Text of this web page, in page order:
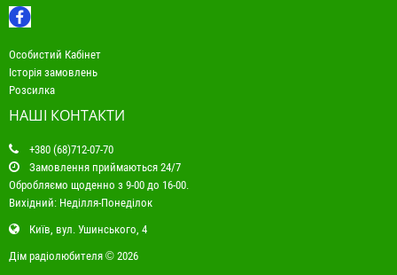
Особистий Кабінет
Історія замовлень
Розсилка
НАШІ КОНТАКТИ
+380 (68)712-07-70
Замовлення приймаються 24/7
Обробляємо щоденно з 9-00 до 16-00.
Вихідний: Неділля-Понеділок
Київ, вул. Ушинського, 4
Дім радіолюбителя © 2026